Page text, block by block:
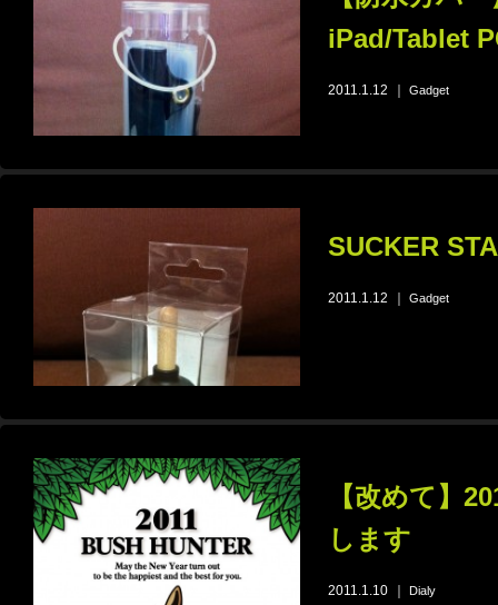
iPad/Tablet
2011.1.12 ｜ Gadget
SUCKER
2011.1.12 ｜ Gadget
【改めて】
します
2011.1.10 ｜ Dialy